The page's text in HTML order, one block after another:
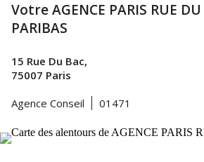
Votre AGENCE PARIS RUE
PARIBAS
15 Rue Du Bac,
75007 Paris
Agence Conseil
01471